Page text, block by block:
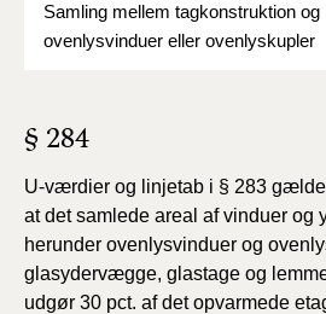
Samling mellem tagkonstruktion og
ovenlysvinduer eller ovenlyskupler
§ 284
U-værdier og linjetab i § 283
at det samlede areal af vinduer og
herunder ovenlysvinduer og
glasydervægge, glastage og
udgør 30 pct. af det opvarmede